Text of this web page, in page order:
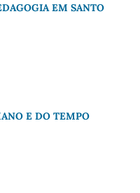
EM SANTO
E DO TEMPO